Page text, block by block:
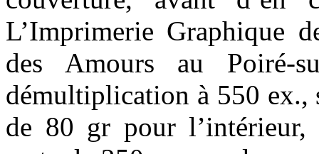
L’Imprimerie Graphique
des Amours au Poiré-
démultiplication à 550
de 80 gr pour